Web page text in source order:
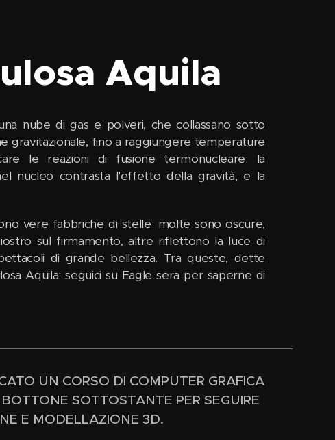
Aquila
nube di gas e polveri, che collassano sotto
gravitazionale, fino a raggiungere temperature
le reazioni di fusione termonucleare: la
nucleo contrasta l'effetto della gravità, e la
vere fabbriche di stelle; molte sono oscure,
sul firmamento, altre riflettono la luce di
di grande bellezza. Tra queste, dette
Aquila: seguici su Eagle sera per saperne di
UN CORSO DI COMPUTER GRAFICA
SOTTOSTANTE PER SEGUIRE
E MODELLAZIONE 3D.